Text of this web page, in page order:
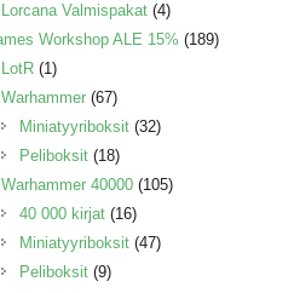
Lorcana Valmispakat (4)
Workshop ALE 15% (189)
LotR (1)
Warhammer (67)
Miniatyyriboksit (32)
Peliboksit (18)
Warhammer 40000 (105)
40 000 kirjat (16)
Miniatyyriboksit (47)
Peliboksit (9)